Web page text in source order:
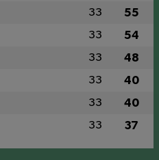
33 55
33 54
33 48
33 40
33 40
33 37